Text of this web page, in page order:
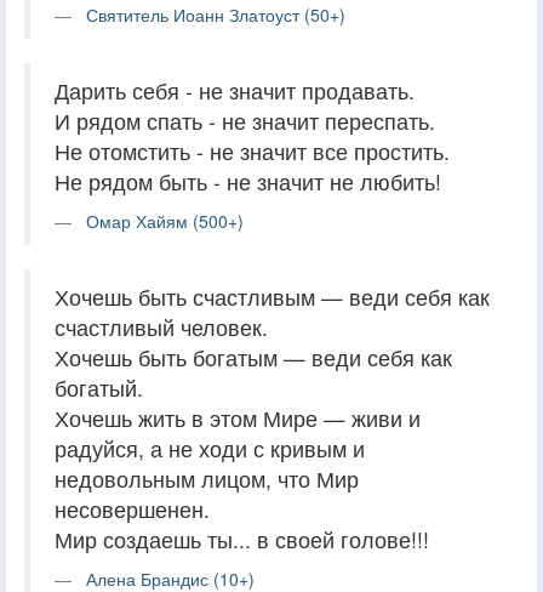
Святитель Иоанн Златоуст (50+)
Дарить себя - не значит продавать.
И рядом спать - не значит переспать.
Не отомстить - не значит все простить.
Не рядом быть - не значит не любить!
Омар Хайям (500+)
Хочешь быть счастливым — веди себя как
счастливый человек.
Хочешь быть богатым — веди себя как
богатый.
Хочешь жить в этом Мире — живи и
радуйся, а не ходи с кривым и
недовольным лицом, что Мир
несовершенен.
Мир создаешь ты... в своей голове!!!
Алена Брандис (10+)